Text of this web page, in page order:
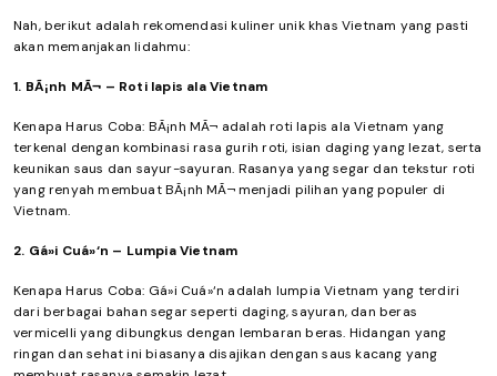
Nah, berikut adalah rekomendasi kuliner unik khas Vietnam yang pasti
akan memanjakan lidahmu:
1. BÃ¡nh MÃ¬ – Roti lapis ala Vietnam
Kenapa Harus Coba: BÃ¡nh MÃ¬ adalah roti lapis ala Vietnam yang
terkenal dengan kombinasi rasa gurih roti, isian daging yang lezat, serta
keunikan saus dan sayur-sayuran. Rasanya yang segar dan tekstur roti
yang renyah membuat BÃ¡nh MÃ¬ menjadi pilihan yang populer di
Vietnam.
2. Gá»i Cuá»‘n – Lumpia Vietnam
Kenapa Harus Coba: Gá»i Cuá»‘n adalah lumpia Vietnam yang terdiri
dari berbagai bahan segar seperti daging, sayuran, dan beras
vermicelli yang dibungkus dengan lembaran beras. Hidangan yang
ringan dan sehat ini biasanya disajikan dengan saus kacang yang